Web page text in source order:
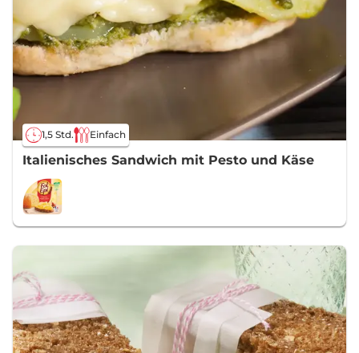
1,5 Std. Einfach
Italienisches Sandwich mit Pesto und Käse